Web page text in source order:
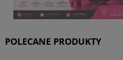
POLECANE PRODUKTY